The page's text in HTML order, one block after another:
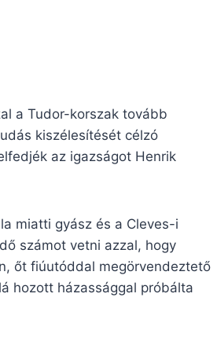
a Tudor-korszak tovább
kiszélesítését célzó
az igazságot Henrik
miatti gyász és a Cleves-i
számot vetni azzal, hogy
őt fiúutóddal megörvendeztető
hozott házassággal próbálta